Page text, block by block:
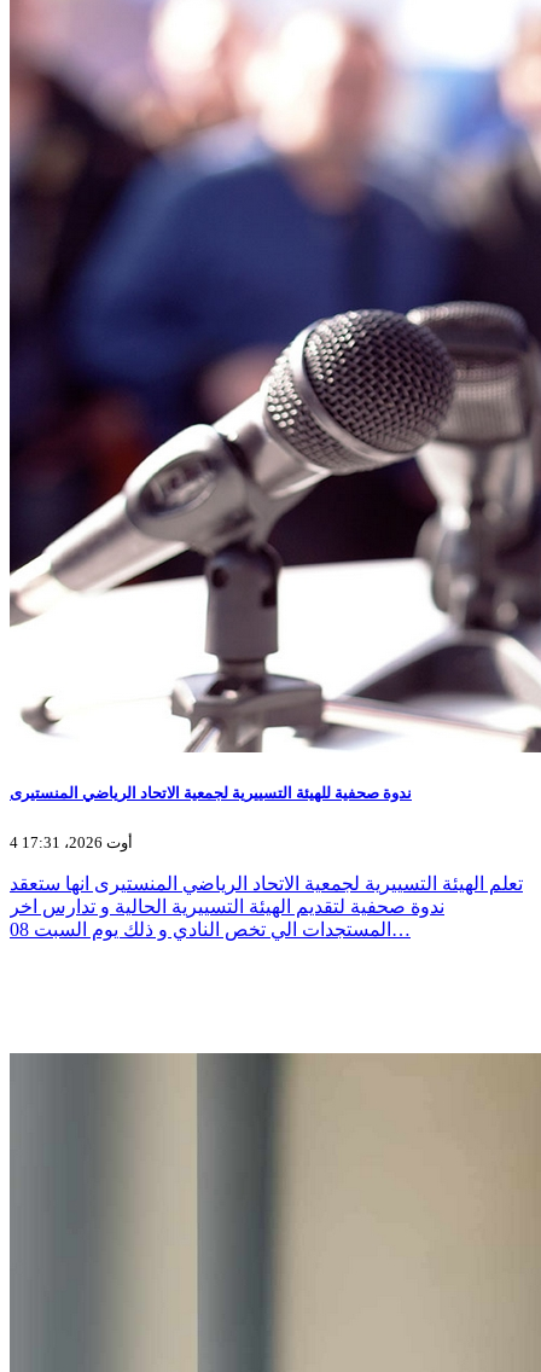
ندوة صحفية للهيئة التسييرية لجمعية الاتحاد الرياضي المنستيرى
4 أوت 2026، 17:31
تعلم الهيئة التسييرية لجمعية الاتحاد الرياضي المنستيرى انها ستعقد
ندوة صحفية لتقديم الهيئة التسييرية الحالية و تدارس اخر
المستجدات الي تخص النادي و ذلك يوم السبت 08…